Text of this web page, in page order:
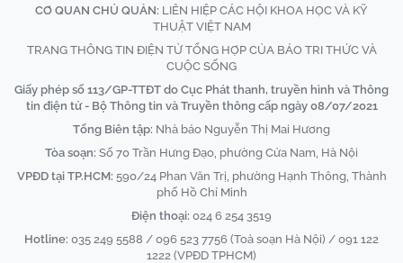
CƠ QUAN CHỦ QUẢN: LIÊN HIỆP CÁC HỘI KHOA HỌC VÀ KỸ
THUẬT VIỆT NAM
TRANG THÔNG TIN ĐIỆN TỬ TỔNG HỢP CỦA BÁO TRI THỨC VÀ
CUỘC SỐNG
Giấy phép số 113/GP-TTĐT do Cục Phát thanh, truyền hình và Thông
tin điện tử - Bộ Thông tin và Truyền thông cấp ngày 08/07/2021
Tổng Biên tập: Nhà báo Nguyễn Thị Mai Hương
Tòa soạn: Số 70 Trần Hưng Đạo, phường Cửa Nam, Hà Nội
VPĐD tại TP.HCM: 590/24 Phan Văn Trị, phường Hạnh Thông, Thành
phố Hồ Chí Minh
Điện thoại: 024 6 254 3519
Hotline: 035 249 5588 / 096 523 7756 (Toà soạn Hà Nội) / 091 122
1222 (VPĐD TPHCM)